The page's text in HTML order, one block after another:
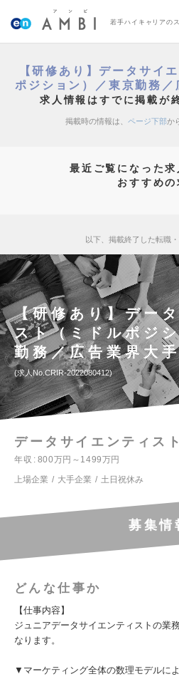
若手ハイキャリアの
【研修あり】データサイ
ポジション）／東京勤務／
求人情報はすでに掲載が
掲載時の情報は、 ページ下部か
最近ご覧になった求
おすすめの
以下、掲載終了した転職・
【研修あり】デー
スト（ミドルポジ
勤務／広告業界大
求人No.CRIR-2022080412
データサイエンティスト
年収
800万円～1499万円
上場企業
大手企業 土日祝休み
募集情
どんな仕事か
【仕事内容】
ジュニアデータサイエンティストの業
なります。
▼マーケティング全体の数理モデルに